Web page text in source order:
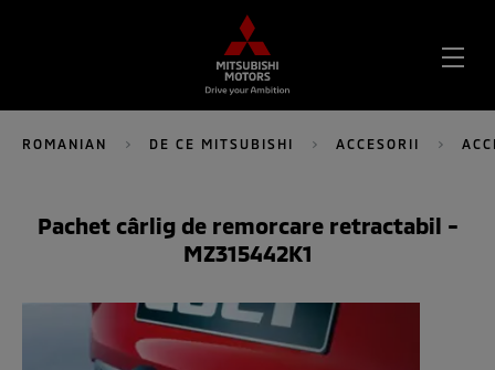
ROMANIAN DE CE MITSUBISHI ACCESORII
Pachet cârlig de remorcare retractabil -
MZ315442K1